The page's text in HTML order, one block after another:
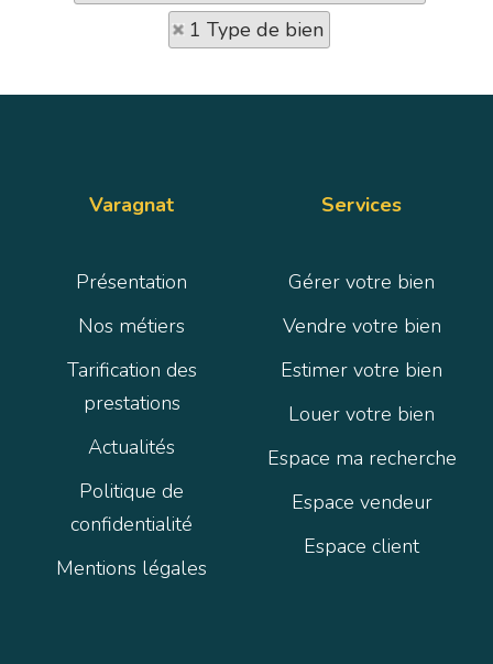
1 Type de bien
Varagnat
Présentation
Nos métiers
Tarification des
prestations
Actualités
Politique de
confidentialité
Mentions légales
Services
Gérer votre bien
Vendre votre bien
Estimer votre bien
Louer votre bien
Espace ma recherche
Espace vendeur
Espace client